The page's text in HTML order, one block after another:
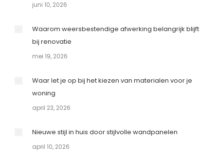
juni 10, 2026
Waarom weersbestendige afwerking belangrijk blijft
bij renovatie
mei 19, 2026
Waar let je op bij het kiezen van materialen voor je
woning
april 23, 2026
Nieuwe stijl in huis door stijlvolle wandpanelen
april 10, 2026